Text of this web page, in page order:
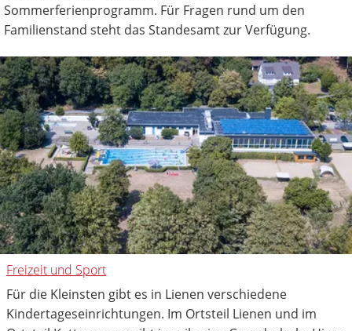
Sommerferienprogramm. Für Fragen rund um den
Familienstand steht das Standesamt zur Verfügung.
Freizeit und Sport
Für die Kleinsten gibt es in Lienen verschiedene
Kindertageseinrichtungen. Im Ortsteil Lienen und im